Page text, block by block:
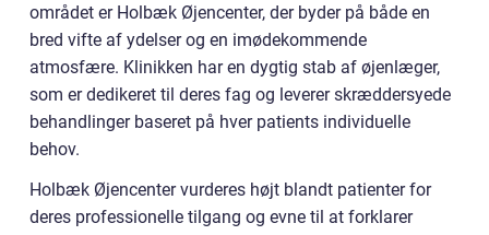
området er Holbæk Øjencenter, der byder på både en
bred vifte af ydelser og en imødekommende
atmosfære. Klinikken har en dygtig stab af øjenlæger,
som er dedikeret til deres fag og leverer skræddersyede
behandlinger baseret på hver patients individuelle
behov.
Holbæk Øjencenter vurderes højt blandt patienter for
deres professionelle tilgang og evne til at forklarer